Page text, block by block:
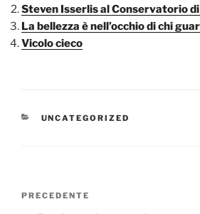
Steven Isserlis al Conservatorio
La bellezza è nell’occhio di chi
Vicolo cieco
CATEGORIE
UNCATEGORIZED
Articolo
PRECEDENTE